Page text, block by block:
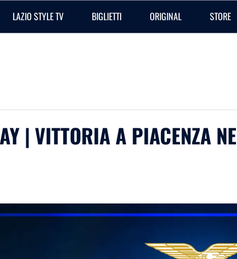
LAZIO STYLE TV BIGLIETTI ORIGINAL STORE
| VITTORIA A PIACENZA